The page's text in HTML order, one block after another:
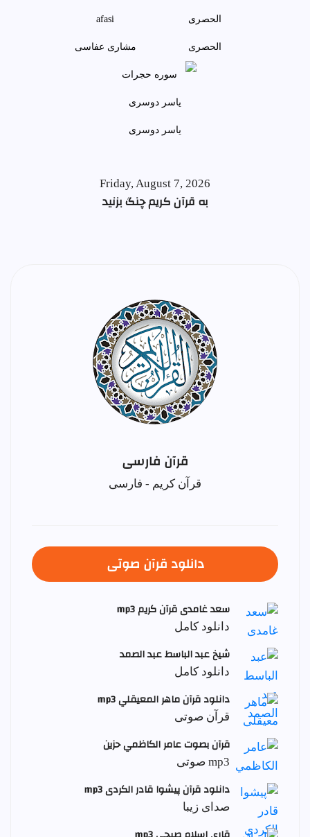
الحصری مشاری عفاسی
ياسر دوسری
Friday, August 7, 2026
به قرآن کریم چنگ بزنید
قرآن فارسی
قرآن کریم - فارسی
دانلود قرآن صوتی
سعد غامدی قرآن کریم mp3
دانلود کامل
شيخ عبد الباسط عبد الصمد
دانلود کامل
دانلود قرآن ماهر المعيقلي mp3
قرآن صوتی
قرآن بصوت عامر الكاظمي حزين
mp3 صوتی
دانلود قرآن پیشوا قادر الکردی mp3
صدای زیبا